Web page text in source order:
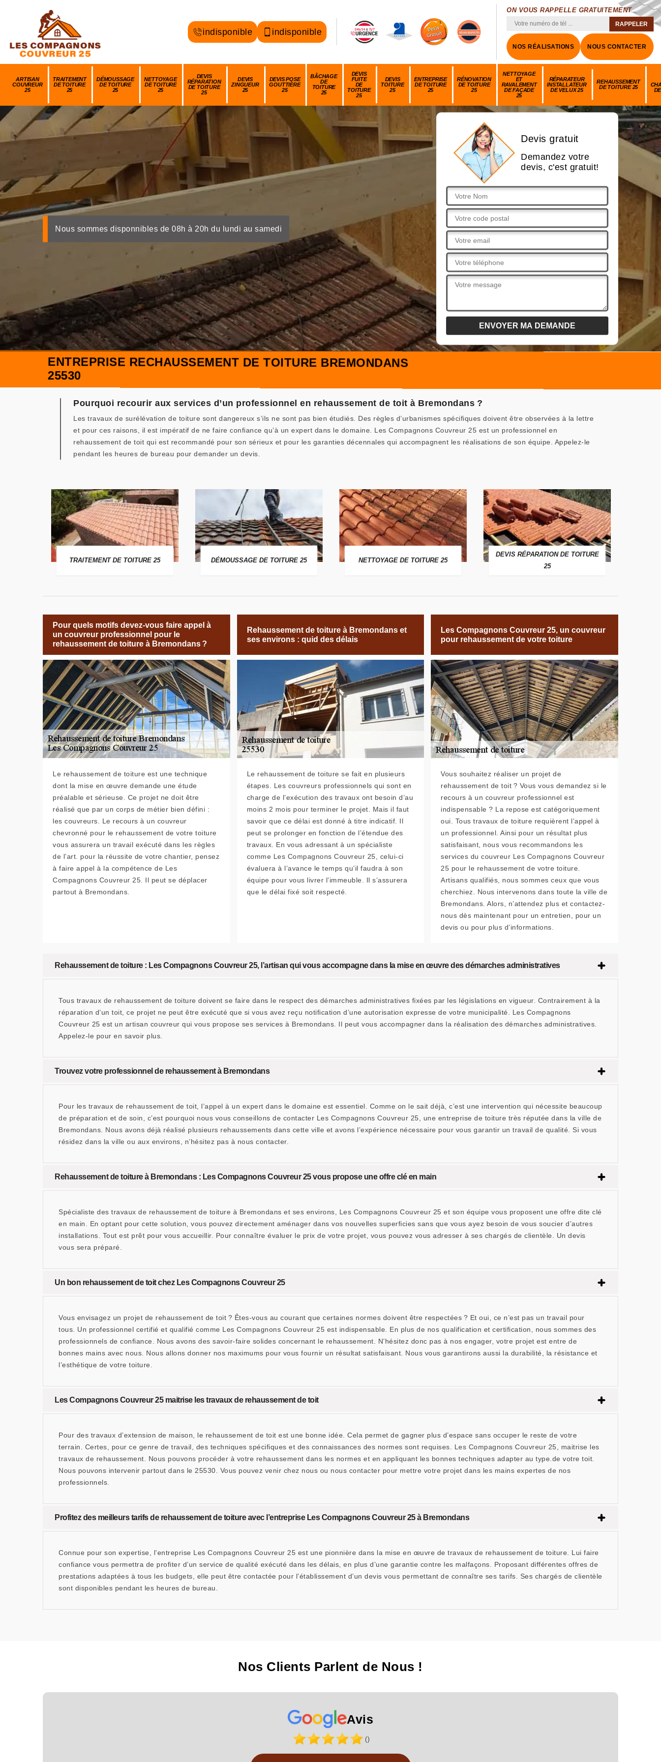
ON VOUS RAPPELLE GRATUITEMENT
NOS RÉALISATIONS NOUS CONTACTER
ARTISAN
COUVREUR
25
TRAITEMENT
DE TOITURE
25
DÉMOUSSAGE
DE TOITURE
25
NETTOYAGE
DE TOITURE
25
DEVIS
RÉPARATION
DE TOITURE
25
DEVIS
ZINGUEUR
25
DEVIS POSE
GOUTTIÈRE
25
BÂCHAGE
DE
TOITURE
25
DEVIS
FUITE
DE
TOITURE
25
DEVIS
TOITURE
25
ENTREPRISE
DE TOITURE
25
RÉNOVATION
DE TOITURE
25
NETTOYAGE
ET
RAVALEMENT
DE FAÇADE
25
RÉPARATEUR
INSTALLATEUR
DE VELUX 25
REHAUSSEMENT
DE TOITURE 25
Nous sommes disponnibles de 08h à 20h du lundi au samedi
Devis gratuit
Demandez votre
devis, c'est gratuit!
ENTREPRISE RECHAUSSEMENT DE TOITURE BREMONDANS
25530
Pourquoi recourir aux services d’un professionnel en rehaussement de toit à Bremondans ?
Les travaux de surélévation de toiture sont dangereux s’ils ne sont pas bien étudiés. Des règles d’urbanismes spécifiques doivent être observées à la lettre
et pour ces raisons, il est impératif de ne faire confiance qu’à un expert dans le domaine. Les Compagnons Couvreur 25 est un professionnel en
rehaussement de toit qui est recommandé pour son sérieux et pour les garanties décennales qui accompagnent les réalisations de son équipe. Appelez-le
pendant les heures de bureau pour demander un devis.
TRAITEMENT DE TOITURE 25 DÉMOUSSAGE DE TOITURE 25 NETTOYAGE DE TOITURE 25
DEVIS RÉPARATION DE TOITURE
25
Pour quels motifs devez-vous faire appel à
un couvreur professionnel pour le
rehaussement de toiture à Bremondans ?
Le rehaussement de toiture est une technique
dont la mise en œuvre demande une étude
préalable et sérieuse. Ce projet ne doit être
réalisé que par un corps de métier bien défini :
les couvreurs. Le recours à un couvreur
chevronné pour le rehaussement de votre toiture
vous assurera un travail exécuté dans les règles
de l’art. pour la réussite de votre chantier, pensez
à faire appel à la compétence de Les
Compagnons Couvreur 25. Il peut se déplacer
partout à Bremondans.
Rehaussement de toiture à Bremondans et
ses environs : quid des délais
Le rehaussement de toiture se fait en plusieurs
étapes. Les couvreurs professionnels qui sont en
charge de l’exécution des travaux ont besoin d’au
moins 2 mois pour terminer le projet. Mais il faut
savoir que ce délai est donné à titre indicatif. Il
peut se prolonger en fonction de l’étendue des
travaux. En vous adressant à un spécialiste
comme Les Compagnons Couvreur 25, celui-ci
évaluera à l’avance le temps qu’il faudra à son
équipe pour vous livrer l’immeuble. Il s’assurera
que le délai fixé soit respecté.
Les Compagnons Couvreur 25, un couvreur
pour rehaussement de votre toiture
Vous souhaitez réaliser un projet de
rehaussement de toit ? Vous vous demandez si le
recours à un couvreur professionnel est
indispensable ? La repose est catégoriquement
oui. Tous travaux de toiture requièrent l’appel à
un professionnel. Ainsi pour un résultat plus
satisfaisant, nous vous recommandons les
services du couvreur Les Compagnons Couvreur
25 pour le rehaussement de votre toiture.
Artisans qualifiés, nous sommes ceux que vous
cherchiez. Nous intervenons dans toute la ville de
Bremondans. Alors, n’attendez plus et contactez-
nous dès maintenant pour un entretien, pour un
devis ou pour plus d’informations.
Rehaussement de toiture : Les Compagnons Couvreur 25, l’artisan qui vous accompagne dans la mise en œuvre des démarches administratives
Tous travaux de rehaussement de toiture doivent se faire dans le respect des démarches administratives fixées par les législations en vigueur. Contrairement à la
réparation d’un toit, ce projet ne peut être exécuté que si vous avez reçu notification d’une autorisation expresse de votre municipalité. Les Compagnons
Couvreur 25 est un artisan couvreur qui vous propose ses services à Bremondans. Il peut vous accompagner dans la réalisation des démarches administratives.
Appelez-le pour en savoir plus.
Trouvez votre professionnel de rehaussement à Bremondans
Pour les travaux de rehaussement de toit, l’appel à un expert dans le domaine est essentiel. Comme on le sait déjà, c’est une intervention qui nécessite beaucoup
de préparation et de soin, c’est pourquoi nous vous conseillons de contacter Les Compagnons Couvreur 25, une entreprise de toiture très réputée dans la ville de
Bremondans. Nous avons déjà réalisé plusieurs rehaussements dans cette ville et avons l’expérience nécessaire pour vous garantir un travail de qualité. Si vous
résidez dans la ville ou aux environs, n’hésitez pas à nous contacter.
Rehaussement de toiture à Bremondans : Les Compagnons Couvreur 25 vous propose une offre clé en main
Spécialiste des travaux de rehaussement de toiture à Bremondans et ses environs, Les Compagnons Couvreur 25 et son équipe vous proposent une offre dite clé
en main. En optant pour cette solution, vous pouvez directement aménager dans vos nouvelles superficies sans que vous ayez besoin de vous soucier d’autres
installations. Tout est prêt pour vous accueillir. Pour connaître évaluer le prix de votre projet, vous pouvez vous adresser à ses chargés de clientèle. Un devis
vous sera préparé.
Un bon rehaussement de toit chez Les Compagnons Couvreur 25
Vous envisagez un projet de rehaussement de toit ? Êtes-vous au courant que certaines normes doivent être respectées ? Et oui, ce n’est pas un travail pour
tous. Un professionnel certifié et qualifié comme Les Compagnons Couvreur 25 est indispensable. En plus de nos qualification et certification, nous sommes des
professionnels de confiance. Nous avons des savoir-faire solides concernant le rehaussement. N’hésitez donc pas à nos engager, votre projet est entre de
bonnes mains avec nous. Nous allons donner nos maximums pour vous fournir un résultat satisfaisant. Nous vous garantirons aussi la durabilité, la résistance et
l’esthétique de votre toiture.
Les Compagnons Couvreur 25 maitrise les travaux de rehaussement de toit
Pour des travaux d’extension de maison, le rehaussement de toit est une bonne idée. Cela permet de gagner plus d’espace sans occuper le reste de votre
terrain. Certes, pour ce genre de travail, des techniques spécifiques et des connaissances des normes sont requises. Les Compagnons Couvreur 25, maitrise les
travaux de rehaussement. Nous pouvons procéder à votre rehaussement dans les normes et en appliquant les bonnes techniques adapter au type.de votre toit.
Nous pouvons intervenir partout dans le 25530. Vous pouvez venir chez nous ou nous contacter pour mettre votre projet dans les mains expertes de nos
professionnels.
Profitez des meilleurs tarifs de rehaussement de toiture avec l’entreprise Les Compagnons Couvreur 25 à Bremondans
Connue pour son expertise, l’entreprise Les Compagnons Couvreur 25 est une pionnière dans la mise en œuvre de travaux de rehaussement de toiture. Lui faire
confiance vous permettra de profiter d’un service de qualité exécuté dans les délais, en plus d’une garantie contre les malfaçons. Proposant différentes offres de
prestations adaptées à tous les budgets, elle peut être contactée pour l’établissement d’un devis vous permettant de connaître ses tarifs. Ses chargés de clientèle
sont disponibles pendant les heures de bureau.
Nos Clients Parlent de Nous !
Avis
()